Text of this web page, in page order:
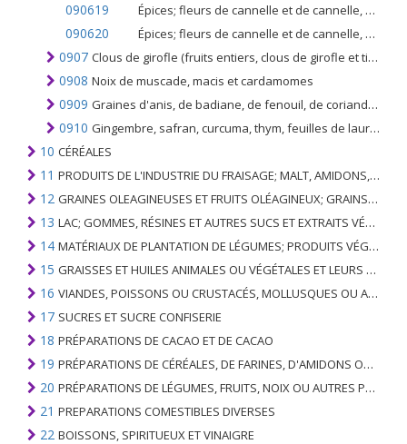
090619 Épices; fleurs de cannelle et de cannelle, autres que cannelle (Cinnamomum zeylanicum Blume), non broyées ni pulvérisées
090620 Épices; fleurs de cannelle et de cannelle, broyées ou moulues
0907 Clous de girofle (fruits entiers, clous de girofle et tiges)
0908 Noix de muscade, macis et cardamomes
0909 Graines d'anis, de badiane, de fenouil, de coriandre, de cumin, de carvi ou de genévrier
0910 Gingembre, safran, curcuma, thym, feuilles de laurier, curry et autres épices
10 CÉRÉALES
11 PRODUITS DE L'INDUSTRIE DU FRAISAGE; MALT, AMIDONS, INULINE, GLUTEN DE BLÉ
12 GRAINES OLEAGINEUSES ET FRUITS OLÉAGINEUX; GRAINS DIVERS, GRAINES ET FRUITS, PLANTES INDUSTRIELLES OU MÉDICINALES; PAILLE ET FOURRAGE
13 LAC; GOMMES, RÉSINES ET AUTRES SUCS ET EXTRAITS VÉGÉTAUX
14 MATÉRIAUX DE PLANTATION DE LÉGUMES; PRODUITS VÉGÉTAUX NON DÉNOMMÉS NI COMPRIS AILLEURS
15 GRAISSES ET HUILES ANIMALES OU VÉGÉTALES ET LEURS PRODUITS DE CLIVAGE; GRAISSES ANIMALES PRÉPARÉES; CIRES ANIMALES OU VÉGÉTALES
16 VIANDES, POISSONS OU CRUSTACÉS, MOLLUSQUES OU AUTRES INVERTÉBRÉS AQUATIQUES; PRÉPARATIONS DE CELLES-CI
17 SUCRES ET SUCRE CONFISERIE
18 PRÉPARATIONS DE CACAO ET DE CACAO
19 PRÉPARATIONS DE CÉRÉALES, DE FARINES, D'AMIDONS OU DE LAIT; PRODUITS DE PATISSERIE
20 PRÉPARATIONS DE LÉGUMES, FRUITS, NOIX OU AUTRES PARTIES DE PLANTES
21 PREPARATIONS COMESTIBLES DIVERSES
22 BOISSONS, SPIRITUEUX ET VINAIGRE